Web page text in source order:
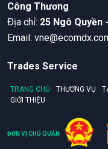
Công Thương
Ðịa chỉ: 25 Ngô Quyền
Email:
Trades Service
TRANG CHỦ THƯƠNG VỤ
GIỚI THIỆU
ĐƠN VỊ CHỦ QUẢN